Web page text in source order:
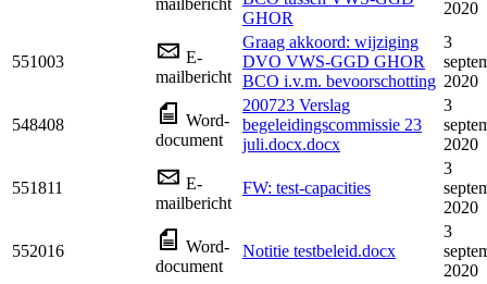
mailbericht
GHOR
2020
551003
E-
mailbericht
Graag akkoord: wijziging
DVO VWS-GGD GHOR
BCO i.v.m. bevoorschotting
3
2020
548408
Word-
document
200723 Verslag
begeleidingscommissie 23
juli.docx.docx
3
2020
551811
E-
mailbericht
FW: test-capacities
3
2020
552016
Word-
document
Notitie testbeleid.docx
3
2020